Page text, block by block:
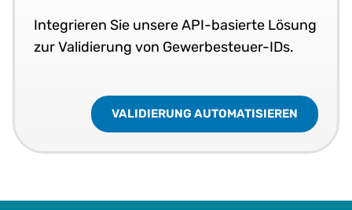
Integrieren Sie unsere API-basierte Lösung
zur Validierung von Gewerbesteuer-IDs.
VALIDIERUNG AUTOMATISIEREN